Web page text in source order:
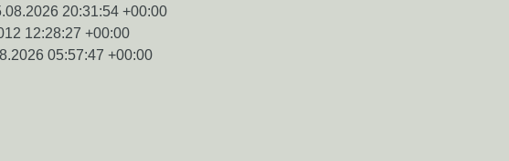
20:31:54 +00:00
12:28:27 +00:00
05:57:47 +00:00